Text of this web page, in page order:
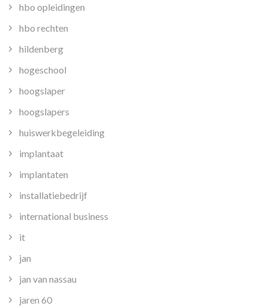
hbo opleidingen
hbo rechten
hildenberg
hogeschool
hoogslaper
hoogslapers
huiswerkbegeleiding
implantaat
implantaten
installatiebedrijf
international business
it
jan
jan van nassau
jaren 60